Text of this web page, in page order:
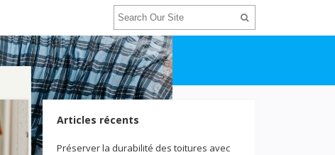
Articles récents
Préserver la durabilité des toitures avec